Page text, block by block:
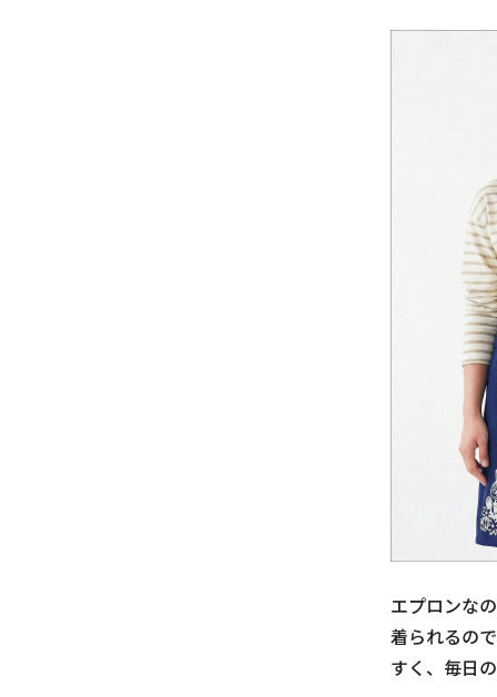
エプロンな
着られるの
すく、毎日